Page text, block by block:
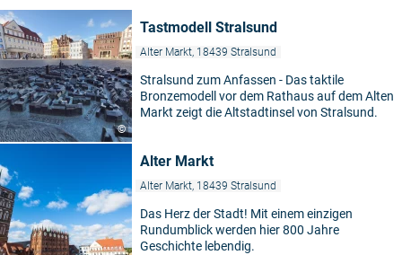
©
Tastmodell Stralsund
Alter Markt, 18439 Stralsund
Stralsund zum Anfassen - Das taktile
Bronzemodell vor dem Rathaus auf dem Alten
Markt zeigt die Altstadtinsel von Stralsund.
Alter Markt
Alter Markt, 18439 Stralsund
Das Herz der Stadt! Mit einem einzigen
Rundumblick werden hier 800 Jahre
Geschichte lebendig.